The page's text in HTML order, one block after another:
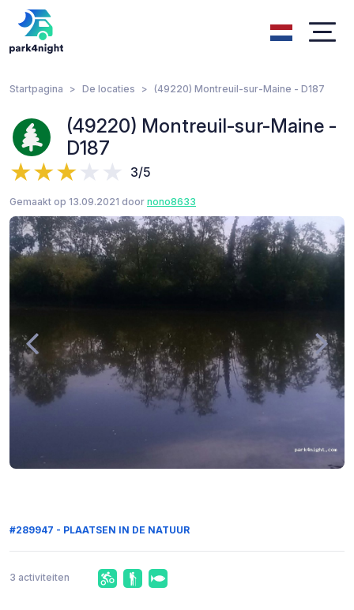
Startpagina De locaties (49220) Montreuil-sur-Maine - D187
(49220) Montreuil-sur-Maine -
D187
3/5
Gemaakt op 13.09.2021 door nono8633
#289947 - PLAATSEN IN DE NATUUR
3 activiteiten